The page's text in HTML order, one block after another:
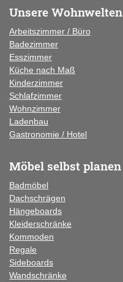
Unsere Wohnwelten
Arbeitszimmer / Büro
Badezimmer
Esszimmer
Küche nach Maß
Kinderzimmer
Schlafzimmer
Wohnzimmer
Ladenbau
Gastronomie / Hotel
Möbel selbst planen
Badmöbel
Dachschrägen
Hängeboards
Kleiderschränke
Kommoden
Regale
Sideboards
Wandschränke